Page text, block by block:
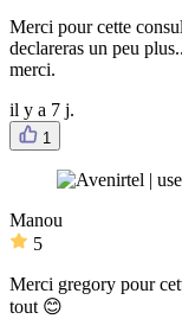
Merci pour cette
declareras un peu
merci.
il y a 7 j.
1
Manou
5
Merci gregory pour
tout 😊